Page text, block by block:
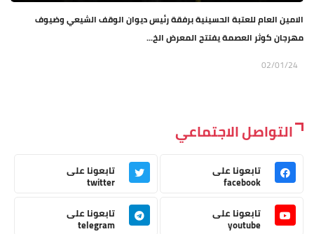
الامين العام للعتبة الحسينية برفقة رئيس ديوان الوقف الشيعي وضيوف
مهرجان كوثر العصمة يفتتح المعرض الخ...
02/01/24
التواصل الاجتماعي
تابعونا على
facebook
تابعونا على
twitter
تابعونا على
youtube
تابعونا على
telegram